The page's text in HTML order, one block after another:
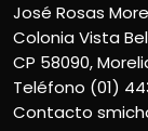
José Rosas
Colonia Vista
CP 58090,
Teléfono (01)
Contacto